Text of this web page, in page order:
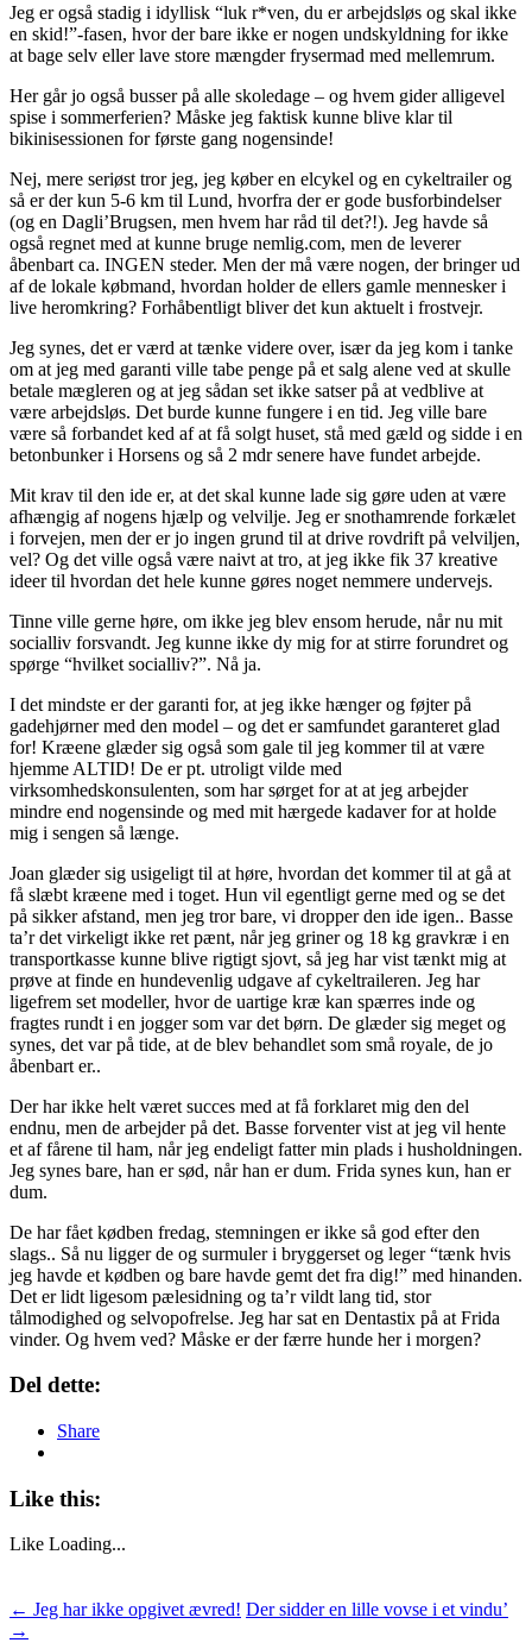
Jeg er også stadig i idyllisk “luk r*ven, du er arbejdsløs og skal ikke
en skid!”-fasen, hvor der bare ikke er nogen undskyldning for ikke
at bage selv eller lave store mængder frysermad med mellemrum.
Her går jo også busser på alle skoledage – og hvem gider alligevel
spise i sommerferien? Måske jeg faktisk kunne blive klar til
bikinisessionen for første gang nogensinde!
Nej, mere seriøst tror jeg, jeg køber en elcykel og en cykeltrailer og
så er der kun 5-6 km til Lund, hvorfra der er gode busforbindelser
(og en Dagli’Brugsen, men hvem har råd til det?!). Jeg havde så
også regnet med at kunne bruge nemlig.com, men de leverer
åbenbart ca. INGEN steder. Men der må være nogen, der bringer ud
af de lokale købmand, hvordan holder de ellers gamle mennesker i
live heromkring? Forhåbentligt bliver det kun aktuelt i frostvejr.
Jeg synes, det er værd at tænke videre over, især da jeg kom i tanke
om at jeg med garanti ville tabe penge på et salg alene ved at skulle
betale mægleren og at jeg sådan set ikke satser på at vedblive at
være arbejdsløs. Det burde kunne fungere i en tid. Jeg ville bare
være så forbandet ked af at få solgt huset, stå med gæld og sidde i en
betonbunker i Horsens og så 2 mdr senere have fundet arbejde.
Mit krav til den ide er, at det skal kunne lade sig gøre uden at være
afhængig af nogens hjælp og velvilje. Jeg er snothamrende forkælet
i forvejen, men der er jo ingen grund til at drive rovdrift på velviljen,
vel? Og det ville også være naivt at tro, at jeg ikke fik 37 kreative
ideer til hvordan det hele kunne gøres noget nemmere undervejs.
Tinne ville gerne høre, om ikke jeg blev ensom herude, når nu mit
socialliv forsvandt. Jeg kunne ikke dy mig for at stirre forundret og
spørge “hvilket socialliv?”. Nå ja.
I det mindste er der garanti for, at jeg ikke hænger og føjter på
gadehjørner med den model – og det er samfundet garanteret glad
for! Kræene glæder sig også som gale til jeg kommer til at være
hjemme ALTID! De er pt. utroligt vilde med
virksomhedskonsulenten, som har sørget for at at jeg arbejder
mindre end nogensinde og med mit hærgede kadaver for at holde
mig i sengen så længe.
Joan glæder sig usigeligt til at høre, hvordan det kommer til at gå at
få slæbt kræene med i toget. Hun vil egentligt gerne med og se det
på sikker afstand, men jeg tror bare, vi dropper den ide igen.. Basse
ta’r det virkeligt ikke ret pænt, når jeg griner og 18 kg gravkræ i en
transportkasse kunne blive rigtigt sjovt, så jeg har vist tænkt mig at
prøve at finde en hundevenlig udgave af cykeltraileren. Jeg har
ligefrem set modeller, hvor de uartige kræ kan spærres inde og
fragtes rundt i en jogger som var det børn. De glæder sig meget og
synes, det var på tide, at de blev behandlet som små royale, de jo
åbenbart er..
Der har ikke helt været succes med at få forklaret mig den del
endnu, men de arbejder på det. Basse forventer vist at jeg vil hente
et af fårene til ham, når jeg endeligt fatter min plads i husholdningen.
Jeg synes bare, han er sød, når han er dum. Frida synes kun, han er
dum.
De har fået kødben fredag, stemningen er ikke så god efter den
slags.. Så nu ligger de og surmuler i bryggerset og leger “tænk hvis
jeg havde et kødben og bare havde gemt det fra dig!” med hinanden.
Det er lidt ligesom pælesidning og ta’r vildt lang tid, stor
tålmodighed og selvopofrelse. Jeg har sat en Dentastix på at Frida
vinder. Og hvem ved? Måske er der færre hunde her i morgen?
Del dette:
Share
Like this:
Like Loading...
Post
← Jeg har ikke opgivet ævred! Der sidder en lille vovse i et vindu’
→